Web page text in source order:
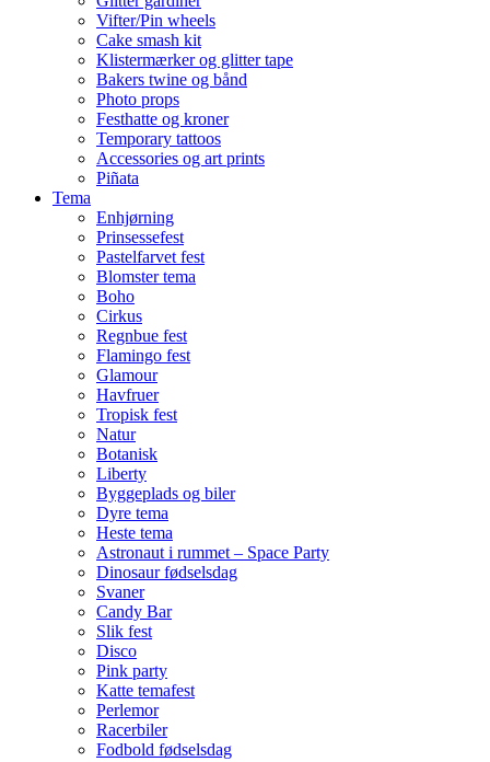
Vifter/Pin wheels
Cake smash kit
Klistermærker og glitter tape
Bakers twine og bånd
Photo props
Festhatte og kroner
Temporary tattoos
Accessories og art prints
Piñata
Tema
Enhjørning
Prinsessefest
Pastelfarvet fest
Blomster tema
Boho
Cirkus
Regnbue fest
Flamingo fest
Glamour
Havfruer
Tropisk fest
Natur
Botanisk
Liberty
Byggeplads og biler
Dyre tema
Heste tema
Astronaut i rummet – Space Party
Dinosaur fødselsdag
Svaner
Candy Bar
Slik fest
Disco
Pink party
Katte temafest
Perlemor
Racerbiler
Fodbold fødselsdag